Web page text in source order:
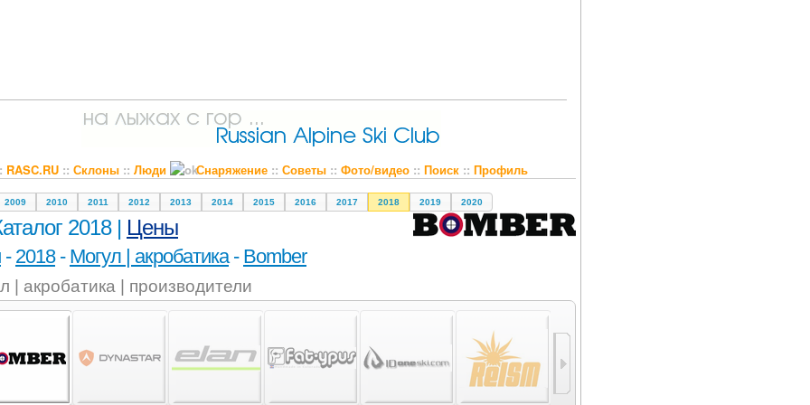
RASC.RU:: Склоны:: Люди Снаряжение:: Советы:: Фото/видео:: Поиск:: Профиль
2009 2010 2011 2012 2013 2014 2015 2016 2017 2018 2019 2020
2018 | Цены
- 2018- Могул | акробатика- Bomber
| акробатика | производители